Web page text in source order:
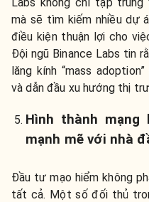
mà sẽ tìm kiếm nhiều dự
điều kiện thuận lợi cho
Đội ngũ Binance Labs tin
lăng kính “mass
và dẫn đầu xu hướng thị
Hình thành
mạnh mẽ với nhà
Đầu tư mạo hiểm không
tất cả. Một số đối thủ